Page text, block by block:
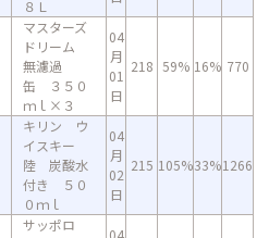
８Ｌ
マスターズ
ドリーム
無濾過
缶 ３５０
ｍｌ×３
04
月
01
日
218 59% 16% 770
キリン ウ
イスキー
陸 炭酸水
付き ５０
０ｍｌ
04
月
02
日
215 105%33%1266
サッポロ
04